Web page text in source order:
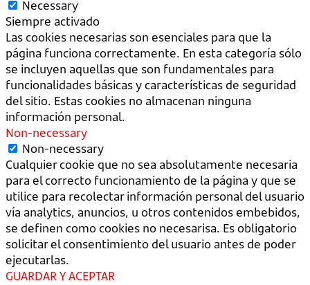
Necessary
Siempre activado
Las cookies necesarias son esenciales para que la
página funciona correctamente. En esta categoría sólo
se incluyen aquellas que son fundamentales para
funcionalidades básicas y características de seguridad
del sitio. Estas cookies no almacenan ninguna
información personal.
Non-necessary
Non-necessary
Cualquier cookie que no sea absolutamente necesaria
para el correcto funcionamiento de la página y que se
utilice para recolectar información personal del usuario
vía analytics, anuncios, u otros contenidos embebidos,
se definen como cookies no necesarisa. Es obligatorio
solicitar el consentimiento del usuario antes de poder
ejecutarlas.
GUARDAR Y ACEPTAR